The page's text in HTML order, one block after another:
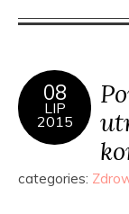
08
LIP
2015
categories: